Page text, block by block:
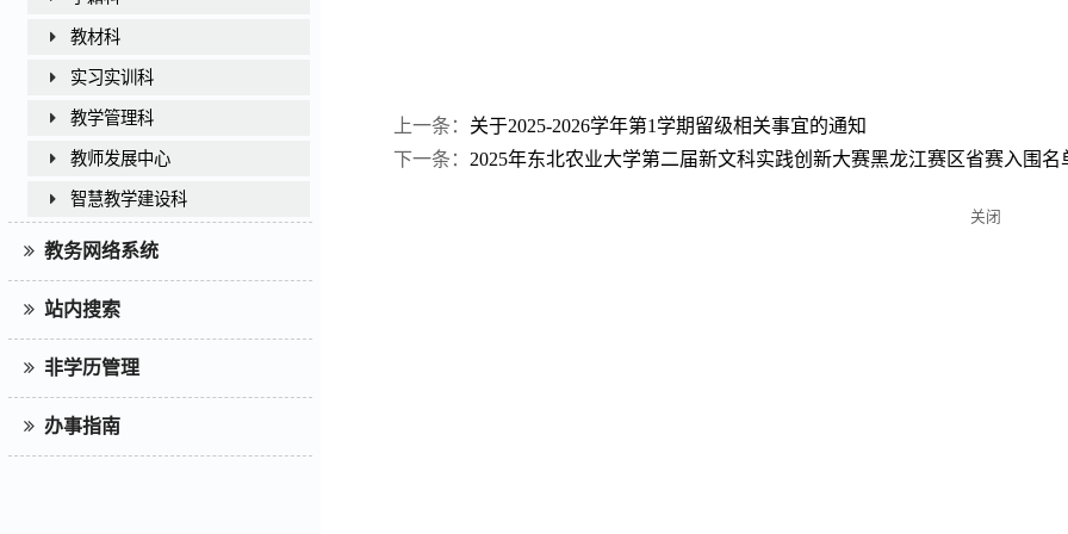
教材科
实习实训科
教学管理科
教师发展中心
智慧教学建设科
教务网络系统
站内搜索
非学历管理
办事指南
2025年9
上一条： 关于2025-2026学年第1学期留级相关事宜的通知
下一条： 2025年东北农业大学第二届新文科实践创新大赛黑龙江赛区省赛入围名
关闭